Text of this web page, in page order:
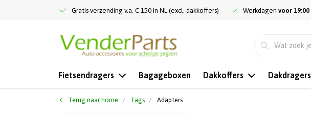
Gratis verzending v.a. € 150 in NL (excl. dakkoffers) Werkdagen voor 19:00
Fietsendragers Bagageboxen Dakkoffers Dakdragers
Terug naar home Tags Adapters